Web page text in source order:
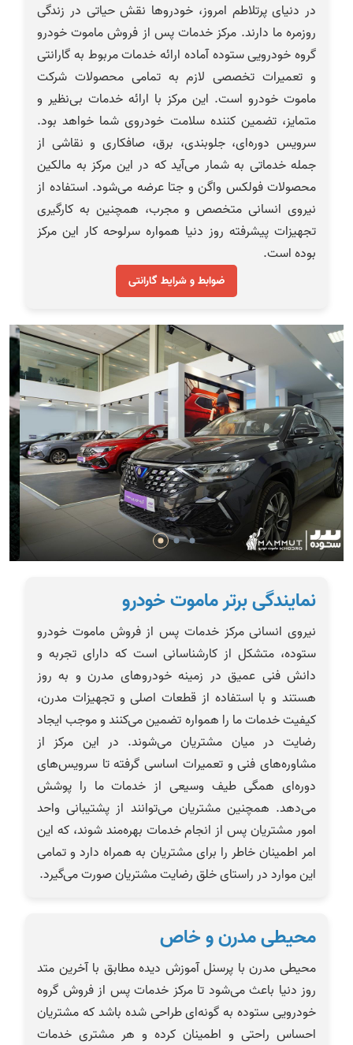
در دنیای پرتلاطم امروز، خودروها نقش حیاتی در زندگی
روزمره ما دارند. مرکز خدمات پس از فروش ماموت خودرو
گروه خودرویی ستوده آماده ارائه خدمات مربوط به گارانتی
و تعمیرات تخصصی لازم به تمامی محصولات شرکت
ماموت خودرو است. این مرکز با ارائه خدمات بی‌نظیر و
متمایز، تضمین کننده سلامت خودروی شما خواهد بود.
سرویس دوره‌ای، جلوبندی، برق، صافکاری و نقاشی از
جمله خدماتی به شمار می‌آید که در این مرکز به مالکین
محصولات فولکس واگن و جتا عرضه می‌شود. استفاده از
نیروی انسانی متخصص و مجرب، همچنین به کارگیری
تجهیزات پیشرفته روز دنیا همواره سرلوحه کار این مرکز
بوده است.
ضوابط و شرایط گارانتی
نمایندگی برتر ماموت خودرو
نیروی انسانی مرکز خدمات پس از فروش ماموت خودرو
ستوده، متشکل از کارشناسانی است که دارای تجربه و
دانش فنی عمیق در زمینه خودروهای مدرن و به روز
هستند و با استفاده از قطعات اصلی و تجهیزات مدرن،
کیفیت خدمات ما را همواره تضمین می‌کنند و موجب ایجاد
رضایت در میان مشتریان می‌شوند. در این مرکز از
مشاوره‌های فنی و تعمیرات اساسی گرفته تا سرویس‌های
دوره‌ای همگی طیف وسیعی از خدمات ما را پوشش
می‌دهد. همچنین مشتریان می‌توانند از پشتیبانی واحد
امور مشتریان پس از انجام خدمات بهره‌مند شوند، که این
امر اطمینان خاطر را برای مشتریان به همراه دارد و تمامی
این موارد در راستای خلق رضایت مشتریان صورت می‌گیرد.
محیطی مدرن و خاص
محیطی مدرن با پرسنل آموزش دیده مطابق با آخرین متد
روز دنیا باعث می‌شود تا مرکز خدمات پس از فروش گروه
خودرویی ستوده به گونه‌ای طراحی شده باشد که مشتریان
احساس راحتی و اطمینان کرده و هر مشتری خدمات